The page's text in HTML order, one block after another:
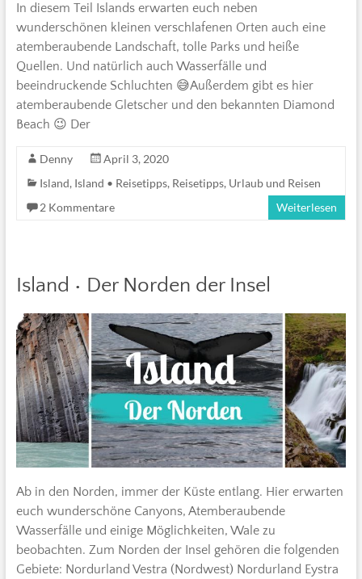
In diesem Teil Islands erwarten euch neben
wunderschönen kleinen verschlafenen Orten auch eine
atemberaubende Landschaft, tolle Parks und heiße
Quellen. Und natürlich auch Wasserfälle und
beeindruckende Schluchten 😅Außerdem gibt es hier
atemberaubende Gletscher und den bekannten Diamond
Beach 😉 Der
Denny
April 3, 2020
Island, Island • Reisetipps, Reisetipps, Urlaub und Reisen
2 Kommentare
Weiterlesen
Island • Der Norden der Insel
Ab in den Norden, immer der Küste entlang. Hier erwarten
euch wunderschöne Canyons, Atemberaubende
Wasserfälle und einige Möglichkeiten, Wale zu
beobachten. Zum Norden der Insel gehören die folgenden
Gebiete: Nordurland Vestra (Nordwest) Nordurland Eystra